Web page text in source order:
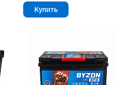
Купить